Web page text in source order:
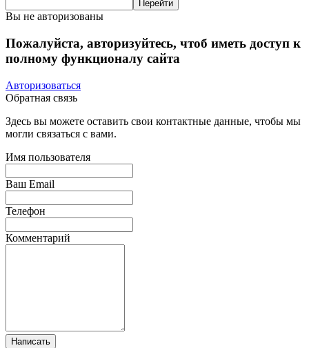
Вы не авторизованы
Пожалуйста, авторизуйтесь, чтоб иметь доступ к
полному функционалу сайта
Авторизоваться
Обратная связь
Здесь вы можете оставить свои контактные данные, чтобы мы
могли связаться с вами.
Имя пользователя
Ваш Email
Телефон
Комментарий
Написать